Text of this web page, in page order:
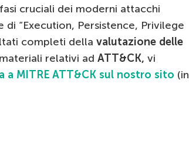
cruciali dei moderni attacchi
“Execution, Persistence, Privilege
completi della valutazione delle
relativi ad ATT&CK, vi
a MITRE ATT&CK sul nostro sito (in